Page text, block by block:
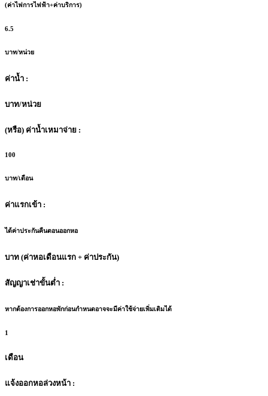
(ค่าไฟการไฟฟ้า+ค่าบริการ)
6.5
บาท/หน่วย
ค่าน้ำ :
บาท/หน่วย
(หรือ) ค่าน้ำเหมาจ่าย :
100
บาท/เดือน
ค่าแรกเข้า :
ได้ค่าประกันคืนตอนออกหอ
บาท (ค่าหอเดือนแรก + ค่าประกัน)
สัญญาเช่าขั้นต่ำ :
หากต้องการออกหอพักก่อนกำหนดอาจจะมีค่าใช้จ่ายเพิ่มเติมได้
1
เดือน
แจ้งออกหอล่วงหน้า :